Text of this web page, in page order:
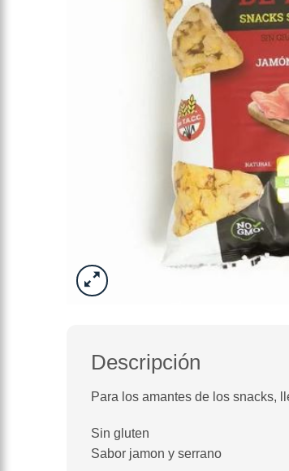
Descripción
Para los amantes de los snacks,
Sin gluten
Sabor jamon y serrano